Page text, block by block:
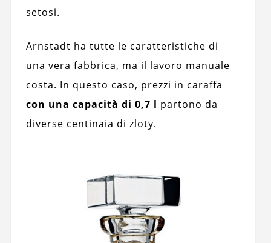
setosi.
Arnstadt ha tutte le caratteristiche di
una vera fabbrica, ma il lavoro manuale
costa. In questo caso, prezzi in caraffa
con una capacità di 0,7 l partono da
diverse centinaia di zloty.